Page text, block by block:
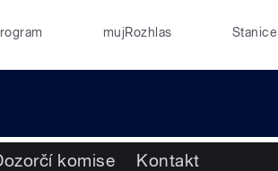
mujRozhlas Stanice
komise Kontakt